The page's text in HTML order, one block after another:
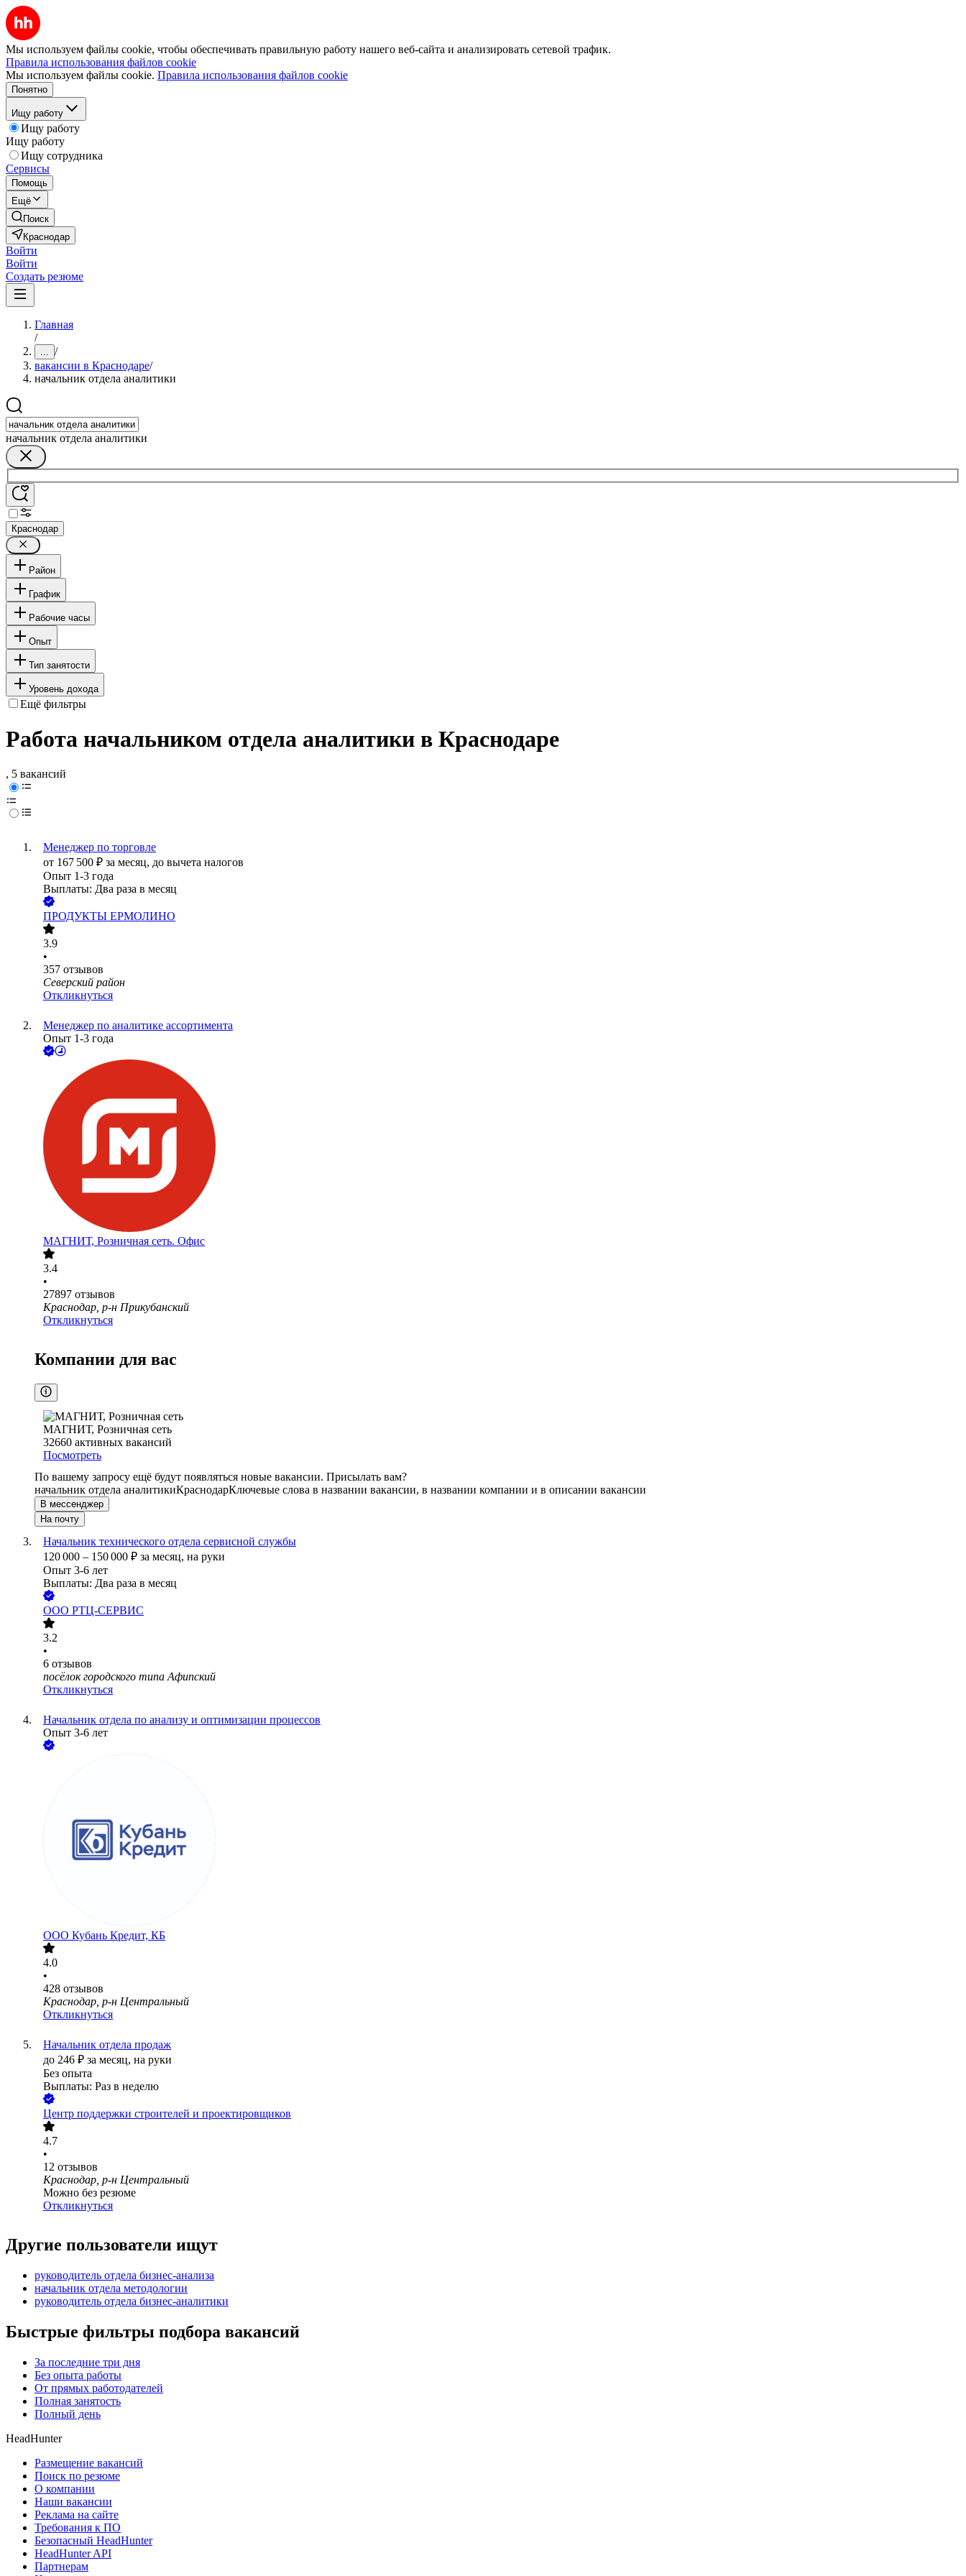
Мы используем файлы cookie, чтобы обеспечивать правильную работу нашего веб-сайта и анализировать сетевой трафик.
Правила использования файлов cookie
Мы используем файлы cookie. Правила использования файлов cookie
Понятно
Ищу работу
Ищу работу
Ищу работу
Ищу сотрудника
Сервисы
Помощь
Ещё
Поиск
Краснодар
Войти
Войти
Создать резюме
Главная
/
... /
вакансии в Краснодаре/
начальник отдела аналитики
начальник отдела аналитики
Краснодар
Район
График
Рабочие часы
Опыт
Тип занятости
Уровень дохода
Ещё фильтры
Работа начальником отдела аналитики в Краснодаре
, 5 вакансий
Менеджер по торговле
от 167 500 ₽ за месяц, до вычета налогов
Опыт 1-3 года
Выплаты: Два раза в месяц
ПРОДУКТЫ ЕРМОЛИНО
3.9
•
357 отзывов
Северский район
Откликнуться
Менеджер по аналитике ассортимента
Опыт 1-3 года
МАГНИТ, Розничная сеть. Офис
3.4
•
27897 отзывов
Краснодар, р-н Прикубанский
Откликнуться
Компании для вас
МАГНИТ, Розничная сеть
32660 активных вакансий
Посмотреть
По вашему запросу ещё будут появляться новые вакансии. Присылать вам?
начальник отдела аналитикиКраснодарКлючевые слова в названии вакансии, в названии компании и в описании вакансии
В мессенджер
На почту
Начальник технического отдела сервисной службы
120 000 – 150 000 ₽ за месяц, на руки
Опыт 3-6 лет
Выплаты: Два раза в месяц
ООО РТЦ-СЕРВИС
3.2
•
6 отзывов
посёлок городского типа Афипский
Откликнуться
Начальник отдела по анализу и оптимизации процессов
Опыт 3-6 лет
ООО Кубань Кредит, КБ
4.0
•
428 отзывов
Краснодар, р-н Центральный
Откликнуться
Начальник отдела продаж
до 246 ₽ за месяц, на руки
Без опыта
Выплаты: Раз в неделю
Центр поддержки строителей и проектировщиков
4.7
•
12 отзывов
Краснодар, р-н Центральный
Можно без резюме
Откликнуться
Другие пользователи ищут
руководитель отдела бизнес-анализа
начальник отдела методологии
руководитель отдела бизнес-аналитики
Быстрые фильтры подбора вакансий
За последние три дня
Без опыта работы
От прямых работодателей
Полная занятость
Полный день
HeadHunter
Размещение вакансий
Поиск по резюме
О компании
Наши вакансии
Реклама на сайте
Требования к ПО
Безопасный HeadHunter
HeadHunter API
Партнерам